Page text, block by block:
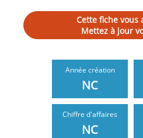
Cette fiche vous
Mettez à jour
Année création
NC
Chiffre d'affaires
NC